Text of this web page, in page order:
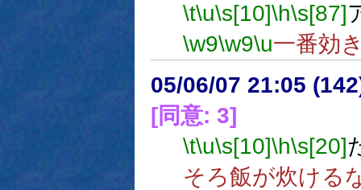
\t\u\s[10]\h\s[87]
\w9\w9\u一番効
05/06/07 21:05
[同意: 3]
\t\u\s[10]\h\s[20]
そろ飯が炊ける